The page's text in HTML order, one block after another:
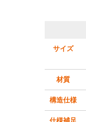
サイズ
材質
構造仕様
仕様補足